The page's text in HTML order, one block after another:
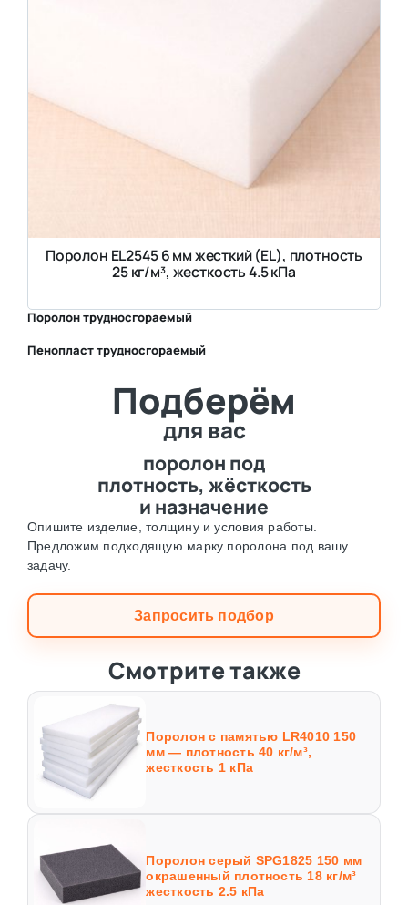
Поролон EL2545 6 мм жесткий (EL), плотность
25 кг/м³, жесткость 4.5 кПа
Поролон трудносгораемый
Пенопласт трудносгораемый
Подберём
для вас
поролон под
плотность, жёсткость
и назначение
Опишите изделие, толщину и условия работы.
Предложим подходящую марку поролона под вашу
задачу.
Запросить подбор
Смотрите также
Поролон с памятью LR4010 150
мм — плотность 40 кг/м³,
жесткость 1 кПа
Поролон серый SPG1825 150 мм
окрашенный плотность 18 кг/м³
жесткость 2.5 кПа